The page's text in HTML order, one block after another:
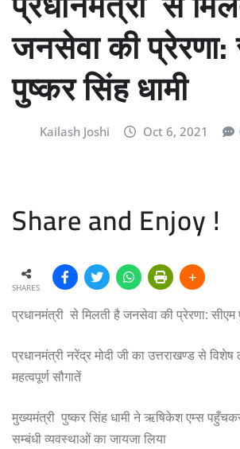
जनसेवा की प्रेरणा:
पुष्कर सिंह धामी
Kailash Joshi Oct 6, 2021
Share and Enjoy !
SHARES
प्रधानमंत्री से मिलती है जनसेवा की प्रेरणा: सीएम
प्रधानमंत्री नरेंद्र मोदी जी का उत्तराखण्ड से विशेष
महत्वपूर्ण सौगातें
मुख्यमंत्री पुष्कर सिंह धामी ने ऋषिकेश एम्स
सम्बंधी व्यवस्थाओं का जायजा लिया